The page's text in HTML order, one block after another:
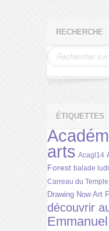
RECHERCHE
ÉTIQUETTES
arts Acagl14
Forest balade
Carreau du Temple
Drawing Now Art
découvrir